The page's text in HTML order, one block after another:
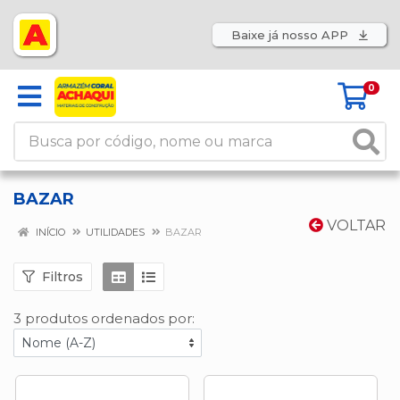
Baixe já nosso APP
0
BAZAR
VOLTAR
INÍCIO UTILIDADES BAZAR
Filtros
3 produtos ordenados por: